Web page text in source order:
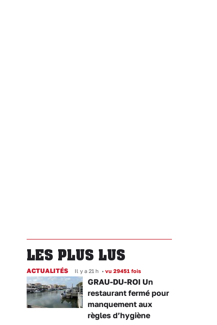
LES PLUS LUS
ACTUALITÉS Il y a 21 h • vu 29451 fois
GRAU-DU-ROI Un
restaurant fermé pour
manquement aux
règles d’hygiène